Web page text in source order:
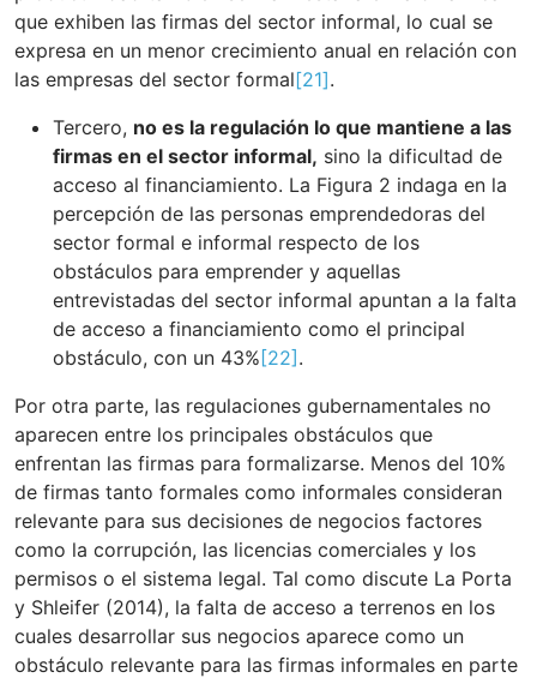
que exhiben las firmas del sector informal, lo cual se
expresa en un menor crecimiento anual en relación con
las empresas del sector formal[21].
Tercero, no es la regulación lo que mantiene a las
firmas en el sector informal, sino la dificultad de
acceso al financiamiento. La Figura 2 indaga en la
percepción de las personas emprendedoras del
sector formal e informal respecto de los
obstáculos para emprender y aquellas
entrevistadas del sector informal apuntan a la falta
de acceso a financiamiento como el principal
obstáculo, con un 43%[22].
Por otra parte, las regulaciones gubernamentales no
aparecen entre los principales obstáculos que
enfrentan las firmas para formalizarse. Menos del 10%
de firmas tanto formales como informales consideran
relevante para sus decisiones de negocios factores
como la corrupción, las licencias comerciales y los
permisos o el sistema legal. Tal como discute La Porta
y Shleifer (2014), la falta de acceso a terrenos en los
cuales desarrollar sus negocios aparece como un
obstáculo relevante para las firmas informales en parte